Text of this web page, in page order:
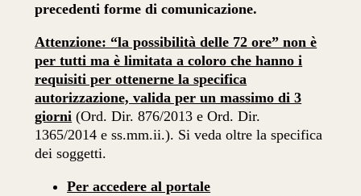
precedenti forme di comunicazione.
Attenzione: “la possibilità delle 72 ore” non è
per tutti ma è limitata a coloro che hanno i
requisiti per ottenerne la specifica
autorizzazione, valida per un massimo di 3
giorni (Ord. Dir. 876/2013 e Ord. Dir.
1365/2014 e ss.mm.ii.). Si veda oltre la specifica
dei soggetti.
Per accedere al portale